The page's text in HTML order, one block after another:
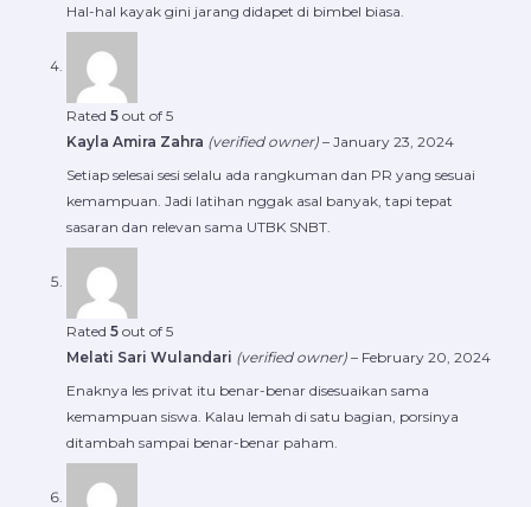
Hal-hal kayak gini jarang didapet di bimbel biasa.
Rated 5 out of 5
Kayla Amira Zahra (verified owner) – January 23, 2024
Setiap selesai sesi selalu ada rangkuman dan PR yang sesuai
kemampuan. Jadi latihan nggak asal banyak, tapi tepat
sasaran dan relevan sama UTBK SNBT.
Rated 5 out of 5
Melati Sari Wulandari (verified owner) – February 20, 2024
Enaknya les privat itu benar-benar disesuaikan sama
kemampuan siswa. Kalau lemah di satu bagian, porsinya
ditambah sampai benar-benar paham.